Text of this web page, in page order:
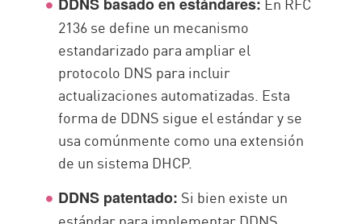
DDNS basado en estándares:
2136 se define un mecanismo
estandarizado para ampliar el
protocolo DNS para incluir
actualizaciones automatizadas. Esta
forma de DDNS sigue el estándar y se
usa comúnmente como una extensión
de un sistema DHCP.
DDNS patentado: Si bien existe un